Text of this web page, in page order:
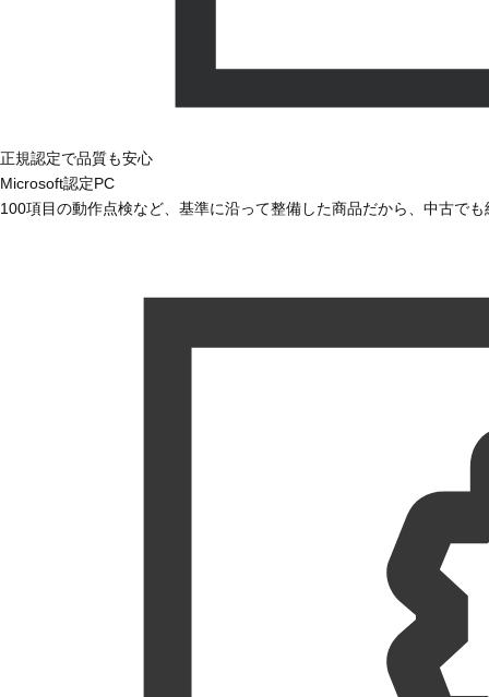
正規認定で品質も安心
Microsoft認定PC
100項目の動作点検など、基準に沿って整備した商品だから、中古で